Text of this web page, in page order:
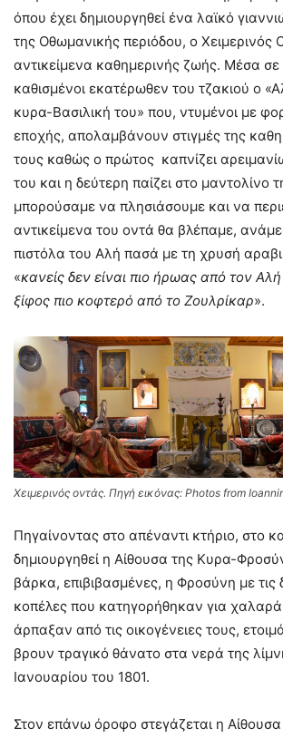
όπου έχει δημιουργηθεί ένα λαϊκό
της Οθωμανικής περιόδου, ο Χειμερινός
αντικείμενα καθημερινής ζωής. Μέσα σε
καθισμένοι εκατέρωθεν του τζακιού ο
κυρα-Βασιλική του» που, ντυμένοι με
εποχής, απολαμβάνουν στιγμές της
τους καθώς ο πρώτος καπνίζει
του και η δεύτερη παίζει στο μαντολίνο
μπορούσαμε να πλησιάσουμε και να
αντικείμενα του οντά θα βλέπαμε,
πιστόλα του Αλή πασά με τη χρυσή
«κανείς δεν είναι πιο ήρωας από τον
ξίφος πιο κοφτερό από το Ζουλρίκαρ».
Χειμερινός οντάς. Πηγή εικόνας: Photos from
Πηγαίνοντας στο απέναντι κτήριο, στο
δημιουργηθεί η Αίθουσα της Κυρα-
βάρκα, επιβιβασμένες, η Φροσύνη με τις
κοπέλες που κατηγορήθηκαν για χαλαρά
άρπαξαν από τις οικογένειες τους,
βρουν τραγικό θάνατο στα νερά της
Ιανουαρίου του 1801.
Στον επάνω όροφο στεγάζεται η